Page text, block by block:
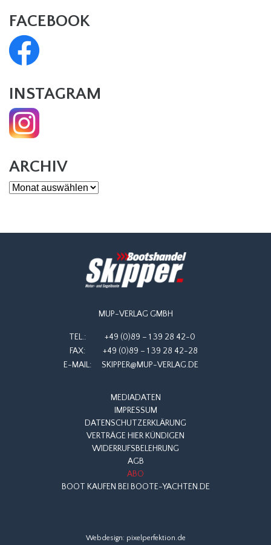
FACEBOOK
INSTAGRAM
ARCHIV
Archiv
MUP-VERLAG GMBH
TEL.:
+49 (0)89 – 1 39 28 42-0
FAX:
+49 (0)89 – 1 39 28 42-28
E-MAIL:
SKIPPER@MUP-VERLAG.DE
MEDIADATEN
IMPRESSUM
DATENSCHUTZERKLÄRUNG
VERTRÄGE HIER KÜNDIGEN
WIDERRUFSBELEHRUNG
AGB
ABO
BOOT KAUFEN BEI BOOTE-YACHTEN.DE
Webdesign: pixelperfektion.de